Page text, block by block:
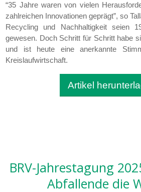
“35 Jahre waren von vielen
zahlreichen Innovationen geprägt”, so
Recycling und Nachhaltigkeit seien
gewesen. Doch Schritt für Schritt habe
und ist heute eine anerkannte
Kreislaufwirtschaft.
Artikel
BRV-Jahrestagung
Abfallende die